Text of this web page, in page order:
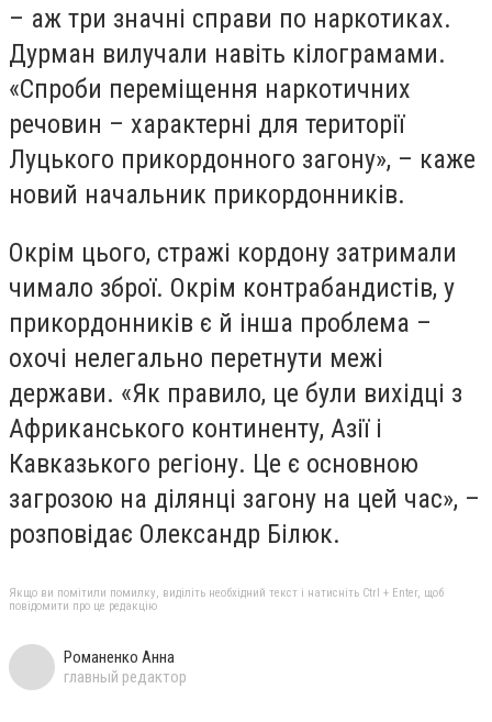
– аж три значні справи по наркотиках.
Дурман вилучали навіть кілограмами.
«Спроби переміщення наркотичних
речовин – характерні для території
Луцького прикордонного загону», – каже
новий начальник прикордонників.
Окрім цього, стражі кордону затримали
чимало зброї. Окрім контрабандистів, у
прикордонників є й інша проблема –
охочі нелегально перетнути межі
держави. «Як правило, це були вихідці з
Африканського континенту, Азії і
Кавказького регіону. Це є основною
загрозою на ділянці загону на цей час», –
розповідає Олександр Білюк.
Якщо ви помітили помилку, виділіть необхідний текст і натисніть Ctrl + Enter, щоб
повідомити про це редакцію
Романенко Анна
главный редактор